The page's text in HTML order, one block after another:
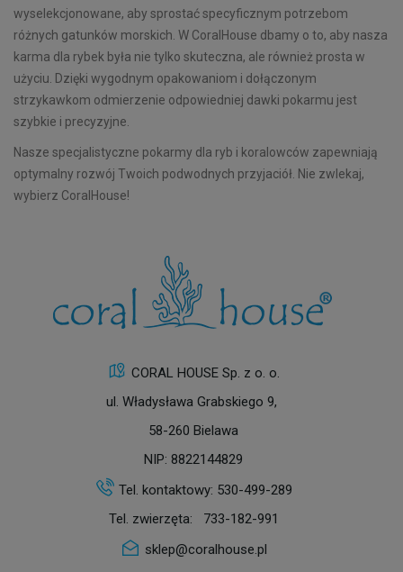
wyselekcjonowane, aby sprostać specyficznym potrzebom
różnych gatunków morskich. W CoralHouse dbamy o to, aby nasza
karma dla rybek była nie tylko skuteczna, ale również prosta w
użyciu. Dzięki wygodnym opakowaniom i dołączonym
strzykawkom odmierzenie odpowiedniej dawki pokarmu jest
szybkie i precyzyjne.
Nasze specjalistyczne pokarmy dla ryb i koralowców zapewniają
optymalny rozwój Twoich podwodnych przyjaciół. Nie zwlekaj,
wybierz CoralHouse!
CORAL HOUSE Sp. z o. o.
ul. Władysława Grabskiego 9,
58-260 Bielawa
NIP: 8822144829
Tel. kontaktowy: 530-499-289
Tel. zwierzęta: 733-182-991
sklep@coralhouse.pl